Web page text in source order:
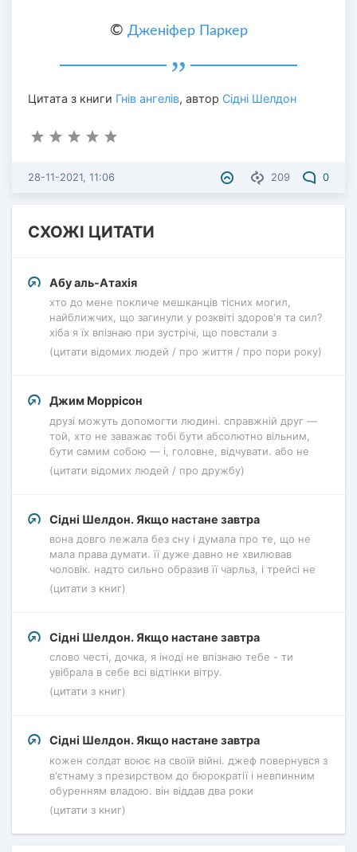
© Дженіфер Паркер
Цитата з книги Гнів ангелів, автор Сідні Шелдон
209 0
28-11-2021, 11:06
СХОЖІ ЦИТАТИ
Абу аль-Атахія
хто до мене покличе мешканців тісних могил,
найближчих, що загинули у розквіті здоров'я та сил?
хіба я їх впізнаю при зустрічі, що повстали з
(цитати відомих людей / про життя / про пори року)
Джим Моррісон
друзі можуть допомогти людині. справжній друг —
той, хто не заважає тобі бути абсолютно вільним,
бути самим собою — і, головне, відчувати. або не
(цитати відомих людей / про дружбу)
Сідні Шелдон. Якщо настане завтра
вона довго лежала без сну і думала про те, що не
мала права думати. її дуже давно не хвилював
чоловік. надто сильно образив її чарльз, і трейсі не
(цитати з книг)
Сідні Шелдон. Якщо настане завтра
слово честі, дочка, я іноді не впізнаю тебе - ти
увібрала в себе всі відтінки вітру.
(цитати з книг)
Сідні Шелдон. Якщо настане завтра
кожен солдат воює на своїй війні. джеф повернувся з
в'єтнаму з презирством до бюрократії і невпинним
обуренням владою. він віддав два роки
(цитати з книг)